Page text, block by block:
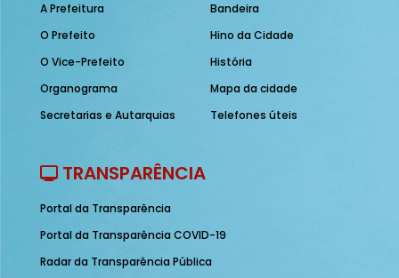
A Prefeitura
O Prefeito
O Vice-Prefeito
Organograma
Secretarias e Autarquias
Bandeira
Hino da Cidade
História
Mapa da cidade
Telefones úteis
TRANSPARÊNCIA
Portal da Transparência
Portal da Transparência COVID-19
Radar da Transparência Pública